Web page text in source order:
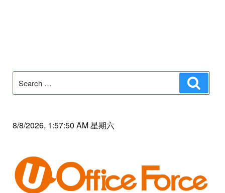
Search
for:
8/8/2026, 1:57:50 AM 星期六